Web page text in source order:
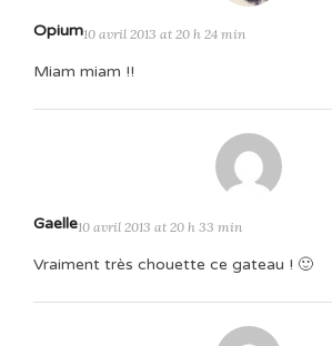
Opium10 avril 2013 at 20 h 24 min
Miam miam !!
Gaelle10 avril 2013 at 20 h 33 min
Vraiment très chouette ce gateau ! 🙂